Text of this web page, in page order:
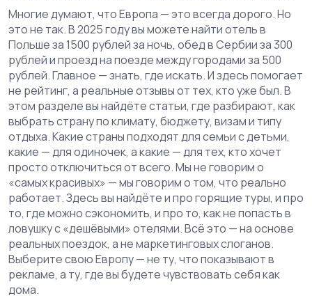
Многие думают, что Европа — это всегда дорого. Но
это не так. В 2025 году вы можете найти отель в
Польше за 1500 рублей за ночь, обед в Сербии за 300
рублей и проезд на поезде между городами за 500
рублей. Главное — знать, где искать. И здесь помогает
не рейтинг, а реальные отзывы от тех, кто уже был. В
этом разделе вы найдёте статьи, где разбирают, как
выбрать страну по климату, бюджету, визам и типу
отдыха. Какие страны подходят для семьи с детьми,
какие — для одиночек, а какие — для тех, кто хочет
просто отключиться от всего. Мы не говорим о
«самых красивых» — мы говорим о том, что реально
работает. Здесь вы найдёте и про горящие туры, и про
то, где можно сэкономить, и про то, как не попасть в
ловушку с «дешёвыми» отелями. Всё это — на основе
реальных поездок, а не маркетинговых слоганов.
Выберите свою Европу — не ту, что показывают в
рекламе, а ту, где вы будете чувствовать себя как
дома.